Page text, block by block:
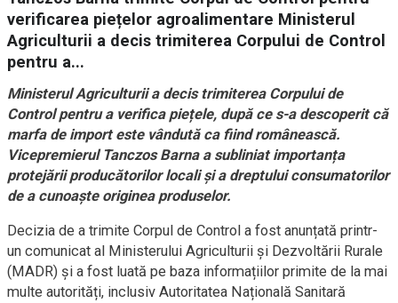
verificarea piețelor agroalimentare Ministerul
Agriculturii a decis trimiterea Corpului de Control
pentru a...
Ministerul Agriculturii a decis trimiterea Corpului de
Control pentru a verifica piețele, după ce s-a descoperit că
marfa de import este vândută ca fiind românească.
Vicepremierul Tanczos Barna a subliniat importanța
protejării producătorilor locali și a dreptului consumatorilor
de a cunoaște originea produselor.
Decizia de a trimite Corpul de Control a fost anunțată printr-
un comunicat al Ministerului Agriculturii și Dezvoltării Rurale
(MADR) și a fost luată pe baza informațiilor primite de la mai
multe autorități, inclusiv Autoritatea Națională Sanitară